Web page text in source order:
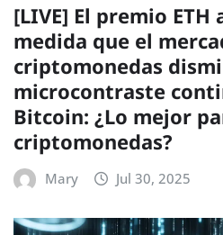
[LIVE] El premio ETH
medida que el
criptomonedas
microcontraste
Bitcoin: ¿Lo mejor
criptomonedas?
Mary Jul 30, 2025